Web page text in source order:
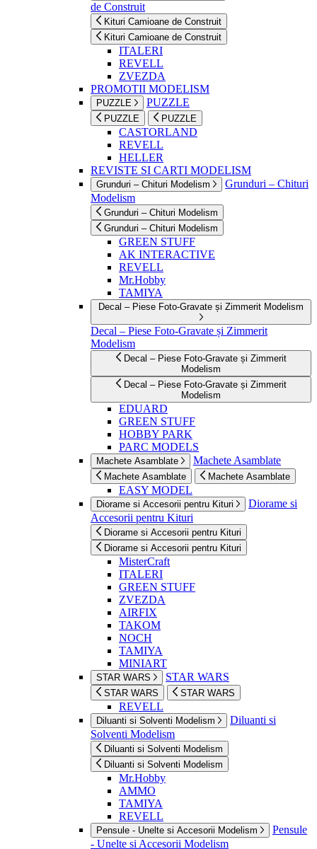
de Construit
Kituri Camioane de Construit
Kituri Camioane de Construit
ITALERI
REVELL
ZVEZDA
PROMOTII MODELISM
PUZZLE PUZZLE
PUZZLE PUZZLE
CASTORLAND
REVELL
HELLER
REVISTE SI CARTI MODELISM
Grunduri – Chituri Modelism
Grunduri – Chituri
Modelism
Grunduri – Chituri Modelism
Grunduri – Chituri Modelism
GREEN STUFF
AK INTERACTIVE
REVELL
Mr.Hobby
TAMIYA
Decal – Piese Foto-Gravate și Zimmerit Modelism
Decal – Piese Foto-Gravate și Zimmerit
Modelism
Decal – Piese Foto-Gravate și Zimmerit
Modelism
Decal – Piese Foto-Gravate și Zimmerit
Modelism
EDUARD
GREEN STUFF
HOBBY PARK
PARC MODELS
Machete Asamblate Machete Asamblate
Machete Asamblate Machete Asamblate
EASY MODEL
Diorame si Accesorii pentru Kituri
Diorame si
Accesorii pentru Kituri
Diorame si Accesorii pentru Kituri
Diorame si Accesorii pentru Kituri
MisterCraft
ITALERI
GREEN STUFF
ZVEZDA
AIRFIX
TAKOM
NOCH
TAMIYA
MINIART
STAR WARS STAR WARS
STAR WARS STAR WARS
REVELL
Diluanti si Solventi Modelism
Diluanti si
Solventi Modelism
Diluanti si Solventi Modelism
Diluanti si Solventi Modelism
Mr.Hobby
AMMO
TAMIYA
REVELL
Pensule - Unelte si Accesorii Modelism
Pensule
- Unelte si Accesorii Modelism